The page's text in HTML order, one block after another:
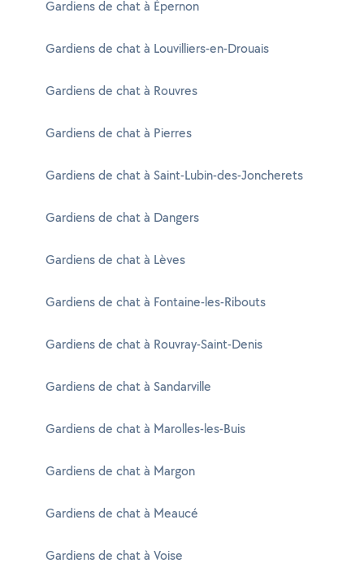
Gardiens de chat à Épernon
Gardiens de chat à Louvilliers-en-Drouais
Gardiens de chat à Rouvres
Gardiens de chat à Pierres
Gardiens de chat à Saint-Lubin-des-Joncherets
Gardiens de chat à Dangers
Gardiens de chat à Lèves
Gardiens de chat à Fontaine-les-Ribouts
Gardiens de chat à Rouvray-Saint-Denis
Gardiens de chat à Sandarville
Gardiens de chat à Marolles-les-Buis
Gardiens de chat à Margon
Gardiens de chat à Meaucé
Gardiens de chat à Voise